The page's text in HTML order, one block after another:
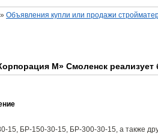
» Объявления купли или продажи
М» Смоленск
15, БР-150-30-15, БР-300-30-15, а также